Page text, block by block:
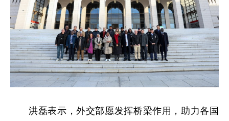
洪磊表示，外交部愿发挥桥梁作用，助力各国